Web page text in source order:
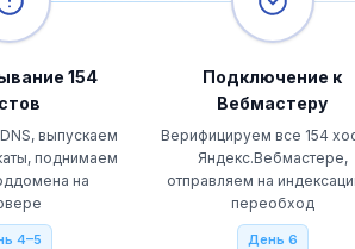
154
выпускаем
поднимаем
на
4–5
Подключение к
Вебмастеру
Верифицируем все 154
Яндекс.Вебмастере,
отправляем на
переобход
День 6